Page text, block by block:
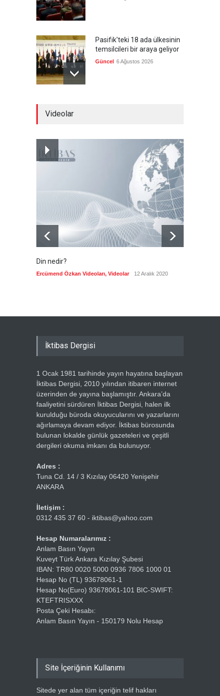
Pasifik'teki 18 ada ülkesinin
temsilcileri bir araya geliyor
Güncel 6 Ağustos 2026
Japonya, nükleer silah
karşıtlığını teyid etmedi
6 Ağustos 2026
Videolar
Din nedir?
Ercümend Özkan Videoları, Videolar 12 Aralık 2020
İktibas Dergisi
1 Ocak 1981 tarihinde yayın hayatına başlayan
İktibas Dergisi, 2010 yılından itibaren internet
üzerinden de yayına başlamıştır. Ankara’da
faaliyetini sürdüren İktibas Dergisi, halen ilk
kurulduğu büroda okuyucularını ve yazarlarını
ağırlamaya devam ediyor. İktibas bürosunda
bulunan lokalde günlük gazeteleri ve çeşitli
dergileri okuma imkanı da bulunuyor.
Adres :
Tuna Cd. 14 / 3 Kızılay 06420 Yenişehir
ANKARA
İletişim :
0312 435 37 60 - iktibas@yahoo.com
Hesap Numaralarımız :
Anlam Basın Yayın
Kuveyt Türk Ankara Kızılay Şubesi
IBAN: TR80 0020 5000 0936 7806 1000 01
Hesap No (TL) 93678061-1
Hesap No(Euro) 93678061-101 BIC-SWIFT:
KTEFTRISXXX
Posta Çeki Hesabı:
Anlam Basın Yayın - 150179 Nolu Hesap
Site İçeriğinin Kullanımı
Sitede yer alan tüm içeriğin telif hakları